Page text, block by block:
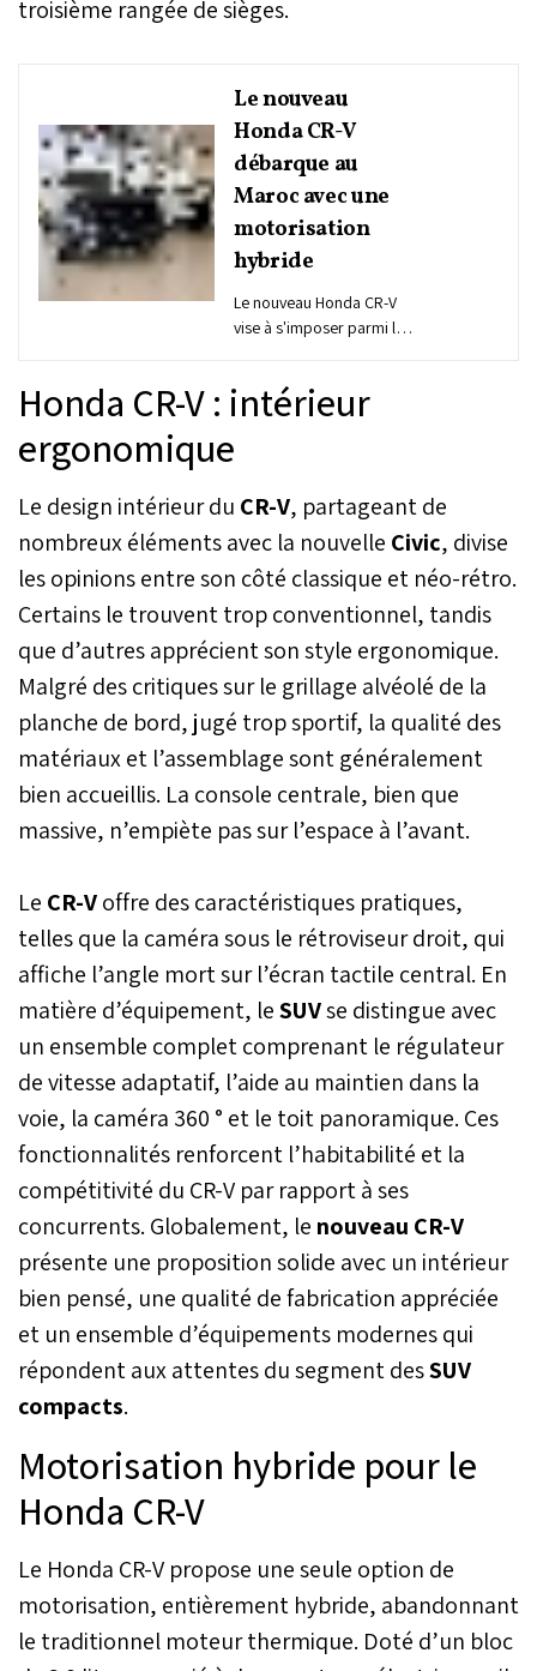
troisième rangée de sièges.
Le nouveau
Honda CR-V
débarque au
Maroc avec une
motorisation
hybride
Le nouveau Honda CR-V
vise à s'imposer parmi les
imposantes. Doté d'une
offre des aides à la
conduite avancées et des
équipements de pointe en
matière de technologie.
Honda CR-V : intérieur
ergonomique
Le design intérieur du CR-V, partageant de
nombreux éléments avec la nouvelle Civic, divise
les opinions entre son côté classique et néo-rétro.
Certains le trouvent trop conventionnel, tandis
que d’autres apprécient son style ergonomique.
Malgré des critiques sur le grillage alvéolé de la
planche de bord, jugé trop sportif, la qualité des
matériaux et l’assemblage sont généralement
bien accueillis. La console centrale, bien que
massive, n’empiète pas sur l’espace à l’avant.
Le CR-Voffre des caractéristiques pratiques,
telles que la caméra sous le rétroviseur droit, qui
affiche l’angle mort sur l’écran tactile central. En
matière d’équipement, leSUVse distingue avec
un ensemble complet comprenant le régulateur
de vitesse adaptatif, l’aide au maintien dans la
voie, la caméra 360 ° et le toit panoramique. Ces
fonctionnalités renforcent l’habitabilité et la
compétitivité du CR-V par rapport à ses
concurrents. Globalement, le nouveau CR-V
présente une proposition solide avec un intérieur
bien pensé, une qualité de fabrication appréciée
et un ensemble d’équipements modernes qui
répondent aux attentes du segment desSUV
compacts.
Motorisation hybride pour le
Honda CR-V
Le Honda CR-V propose une seule option de
motorisation, entièrement hybride, abandonnant
le traditionnel moteur thermique. Doté d’un bloc